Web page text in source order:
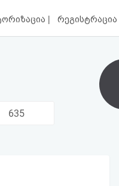
| რეგისტრაცია
635